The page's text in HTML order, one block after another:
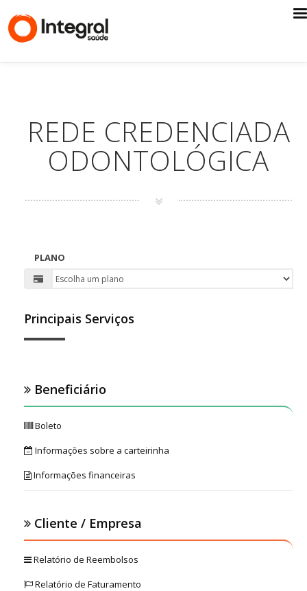
REDE CREDENCIADA
ODONTOLÓGICA
PLANO
Principais Serviços
Beneficiário
Boleto
Informações sobre a carteirinha
Informações financeiras
Cliente / Empresa
Relatório de Reembolsos
Relatório de Faturamento